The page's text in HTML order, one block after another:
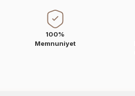
100%
Memnuniyet